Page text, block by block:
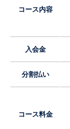
コース内容
入会金
分割払い
コース料金